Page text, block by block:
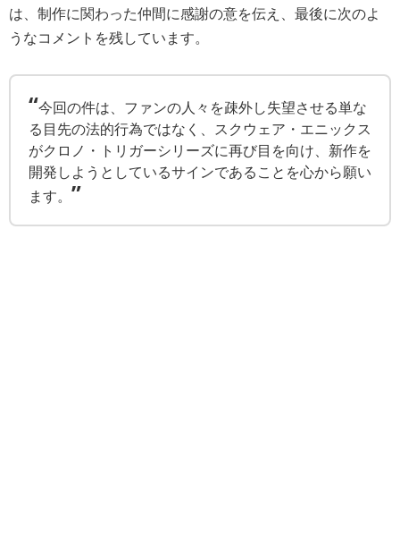
は、制作に関わった仲間に感謝の意を伝え、最後に次のよ
うなコメントを残しています。
“今回の件は、ファンの人々を疎外し失望させる単な
る目先の法的行為ではなく、スクウェア・エニックス
がクロノ・トリガーシリーズに再び目を向け、新作を
開発しようとしているサインであることを心から願い
ます。 ”